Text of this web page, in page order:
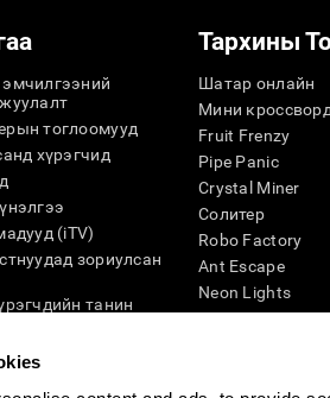
тоглоомууд
хүрэгчид
(iTV)
зориулсан
танин
Тархины
Шатар онлайн
Мини кроссворд
Fruit Frenzy
Pipe Panic
Crystal Miner
Солитер
Robo Factory
Ant Escape
Neon Lights
Намайг